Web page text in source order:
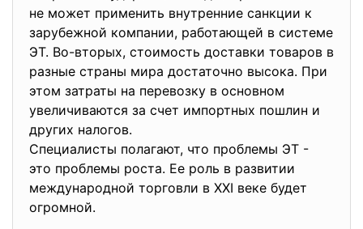
не может применить внутренние санкции к
зарубежной компании, работающей в системе
ЭТ. Во-вторых, стоимость доставки товаров в
разные страны мира достаточно высока. При
этом затраты на перевозку в основном
увеличиваются за счет импортных пошлин и
других налогов.
Специалисты полагают, что проблемы ЭТ -
это проблемы роста. Ее роль в развитии
международной торговли в XXI веке будет
огромной.